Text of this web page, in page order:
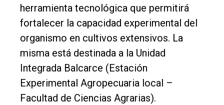
Política
Cultura
Entrevistas
Rural
Deportes
herramienta tecnológica que permitirá
fortalecer la capacidad experimental del
organismo en cultivos extensivos. La
misma está destinada a la Unidad
Integrada Balcarce (Estación
Experimental Agropecuaria local –
Facultad de Ciencias Agrarias).